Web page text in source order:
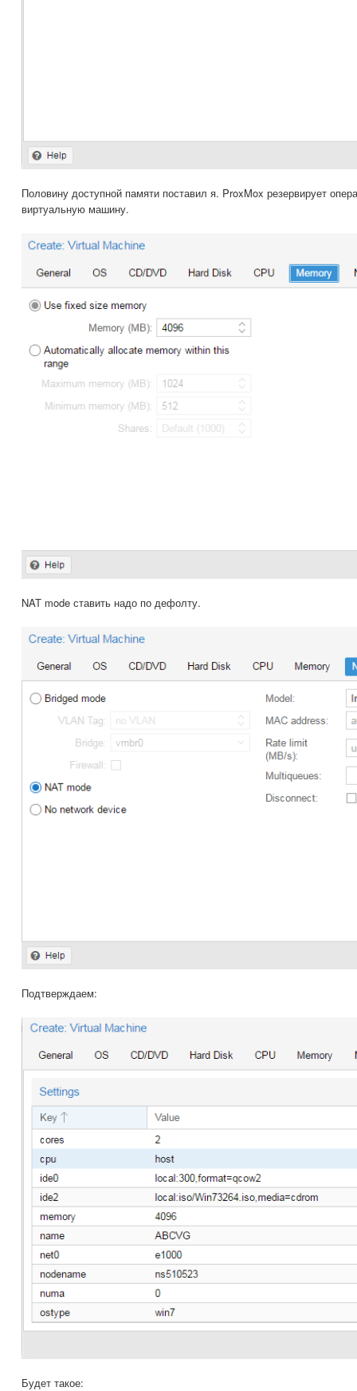
Половину доступной памяти поставил я. ProxMox резервирует
виртуальную машину.
NAT mode ставить надо по дефолту.
Подтверждаем:
Будет такое: